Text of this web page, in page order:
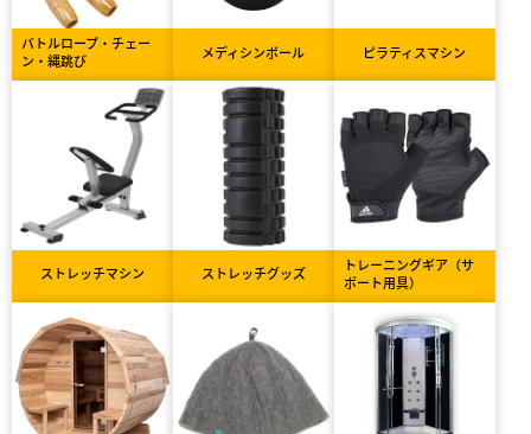
バトルロープ・チェー
ン・縄跳び
メディシンボール ピラティスマシン
ストレッチマシン ストレッチグッズ
トレーニングギア（サ
ポート用具）